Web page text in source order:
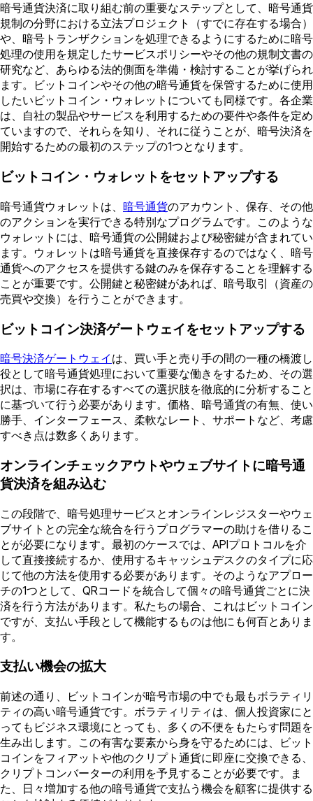
暗号通貨決済に取り組む前の重要なステップとして、暗号通貨
規制の分野における立法プロジェクト（すでに存在する場合）
や、暗号トランザクションを処理できるようにするために暗号
処理の使用を規定したサービスポリシーやその他の規制文書の
研究など、あらゆる法的側面を準備・検討することが挙げられ
ます。ビットコインやその他の暗号通貨を保管するために使用
したいビットコイン・ウォレットについても同様です。各企業
は、自社の製品やサービスを利用するための要件や条件を定め
ていますので、それらを知り、それに従うことが、暗号決済を
開始するための最初のステップの1つとなります。
ビットコイン・ウォレットをセットアップする
暗号通貨ウォレットは、 暗号通貨のアカウント、保存、その他
のアクションを実行できる特別なプログラムです。このような
ウォレットには、暗号通貨の公開鍵および秘密鍵が含まれてい
ます。ウォレットは暗号通貨を直接保存するのではなく、暗号
通貨へのアクセスを提供する鍵のみを保存することを理解する
ことが重要です。公開鍵と秘密鍵があれば、暗号取引（資産の
売買や交換）を行うことができます。
ビットコイン決済ゲートウェイをセットアップする
暗号決済ゲートウェイ は、買い手と売り手の間の一種の橋渡し
役として暗号通貨処理において重要な働きをするため、その選
択は、市場に存在するすべての選択肢を徹底的に分析すること
に基づいて行う必要があります。価格、暗号通貨の有無、使い
勝手、インターフェース、柔軟なレート、サポートなど、考慮
すべき点は数多くあります。
オンラインチェックアウトやウェブサイトに暗号通
貨決済を組み込む
この段階で、暗号処理サービスとオンラインレジスターやウェ
ブサイトとの完全な統合を行うプログラマーの助けを借りるこ
とが必要になります。最初のケースでは、APIプロトコルを介
して直接接続するか、使用するキャッシュデスクのタイプに応
じて他の方法を使用する必要があります。そのようなアプロー
チの1つとして、QRコードを統合して個々の暗号通貨ごとに決
済を行う方法があります。私たちの場合、これはビットコイン
ですが、支払い手段として機能するものは他にも何百とありま
す。
支払い機会の拡大
前述の通り、ビットコインが暗号市場の中でも最もボラティリ
ティの高い暗号通貨です。ボラティリティは、個人投資家にと
ってもビジネス環境にとっても、多くの不便をもたらす問題を
生み出します。この有害な要素から身を守るためには、ビット
コインをフィアットや他のクリプト通貨に即座に交換できる、
クリプトコンバーターの利用を予見することが必要です。ま
た、日々増加する他の暗号通貨で支払う機会を顧客に提供する